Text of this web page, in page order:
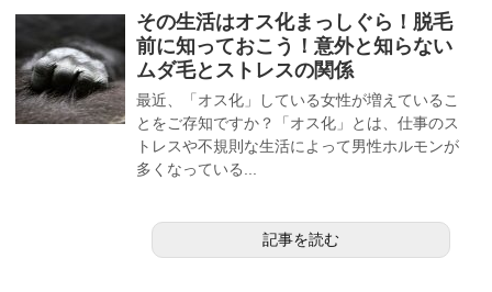
その生活はオス化まっしぐら！脱毛
前に知っておこう！意外と知らない
ムダ毛とストレスの関係
最近、「オス化」している女性が増えているこ
とをご存知ですか？「オス化」とは、仕事のス
トレスや不規則な生活によって男性ホルモンが
多くなっている...
記事を読む